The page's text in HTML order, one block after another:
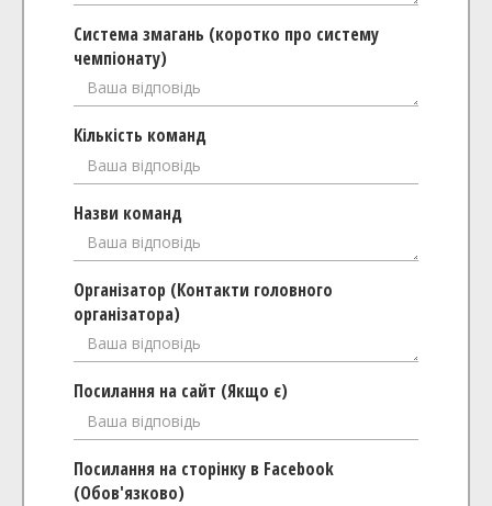
Система змагань (коротко про систему
чемпіонату)
Кількість команд
Назви команд
Організатор (Контакти головного
організатора)
Посилання на сайт (Якщо є)
Посилання на сторінку в Facebook
(Обов'язково)